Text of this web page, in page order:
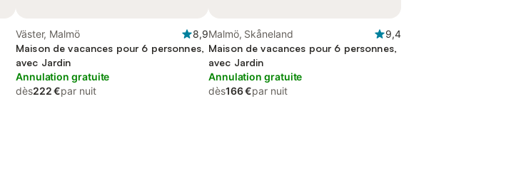
Väster, Malmö
8,9
Maison de vacances pour 6 personnes,
avec Jardin
Annulation gratuite
dès222 €par nuit
Malmö, Skåneland
9,4
Maison de vacances pour 6 personnes,
avec Jardin
Annulation gratuite
dès166 €par nuit